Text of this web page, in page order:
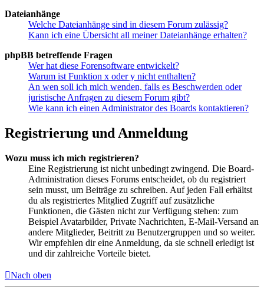
Dateianhänge
Welche Dateianhänge sind in diesem Forum zulässig?
Kann ich eine Übersicht all meiner Dateianhänge erhalten?
phpBB betreffende Fragen
Wer hat diese Forensoftware entwickelt?
Warum ist Funktion x oder y nicht enthalten?
An wen soll ich mich wenden, falls es Beschwerden oder
juristische Anfragen zu diesem Forum gibt?
Wie kann ich einen Administrator des Boards kontaktieren?
Registrierung und Anmeldung
Wozu muss ich mich registrieren?
Eine Registrierung ist nicht unbedingt zwingend. Die Board-
Administration dieses Forums entscheidet, ob du registriert
sein musst, um Beiträge zu schreiben. Auf jeden Fall erhältst
du als registriertes Mitglied Zugriff auf zusätzliche
Funktionen, die Gästen nicht zur Verfügung stehen: zum
Beispiel Avatarbilder, Private Nachrichten, E-Mail-Versand an
andere Mitglieder, Beitritt zu Benutzergruppen und so weiter.
Wir empfehlen dir eine Anmeldung, da sie schnell erledigt ist
und dir zahlreiche Vorteile bietet.
Nach oben